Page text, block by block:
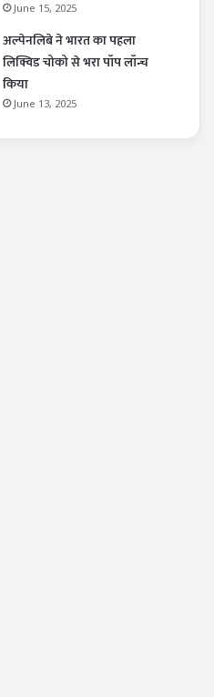
June 15, 2025
अल्पेनलिबे ने भारत का पहला
लिक्विड चोको से भरा पॉप लॉन्च
किया
June 13, 2025